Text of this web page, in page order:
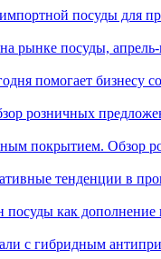
посуды для
рынке посуды,
помогает бизнесу
розничных
покрытием. Обзор
тенденции в
как дополнение
с гибридным